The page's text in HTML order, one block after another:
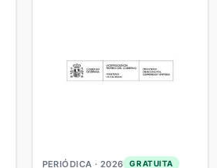
PERIÓDICA · 2026 GRATUITA